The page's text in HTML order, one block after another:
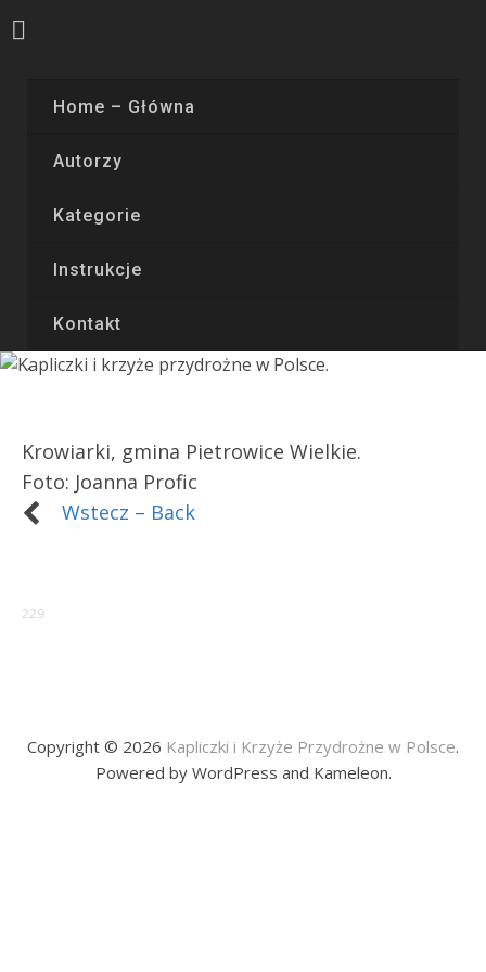
Home – Główna
Autorzy
Kategorie
Instrukcje
Kontakt
Krowiarki, gmina Pietrowice Wielkie.
Foto: Joanna Profic
Wstecz – Back
229
Copyright © 2026 Kapliczki i Krzyże Przydrożne w Polsce.
Powered by WordPress and Kameleon.